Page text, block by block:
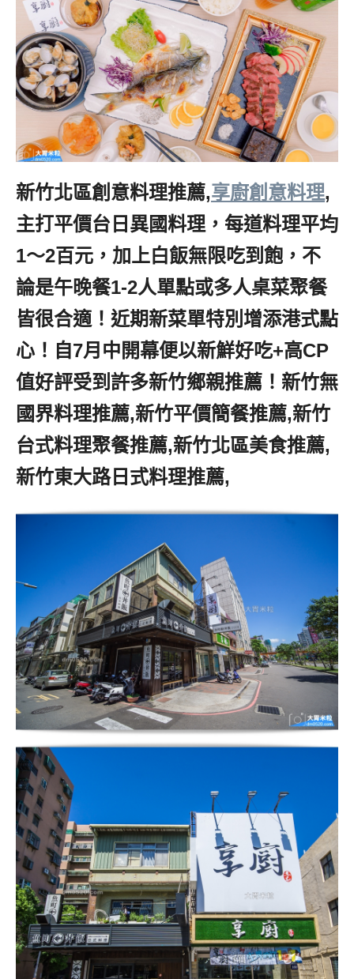
新竹北區創意料理推薦,享廚創意料理,
主打平價台日異國料理，每道料理平均
1～2百元，加上白飯無限吃到飽，不
論是午晚餐1-2人單點或多人桌菜聚餐
皆很合適！近期新菜單特別增添港式點
心！自7月中開幕便以新鮮好吃+高CP
值好評受到許多新竹鄉親推薦！新竹無
國界料理推薦,新竹平價簡餐推薦,新竹
台式料理聚餐推薦,新竹北區美食推薦,
新竹東大路日式料理推薦,